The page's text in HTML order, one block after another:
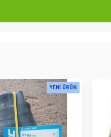
YENI ÜRÜN